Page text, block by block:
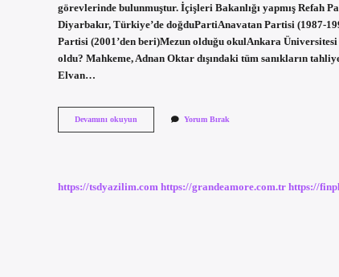
görevlerinde bulunmuştur. İçişleri Bakanlığı yapmış
Diyarbakır, Türkiye’de doğduPartiAnavatan Partisi (1987-
Partisi (2001’den beri)Mezun olduğu okulAnkara
oldu? Mahkeme, Adnan Oktar dışındaki tüm sanıkların
Elvan…
Devamını okuyun
Oktarın
Kim
Yorum Bırak
https://tsdyazilim.com https://grandeamore.com.tr https://